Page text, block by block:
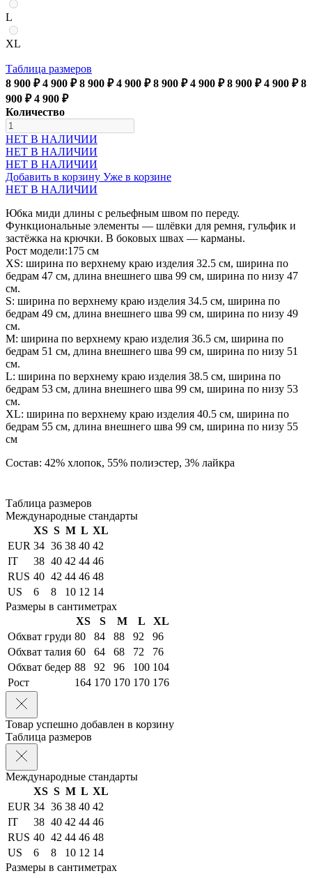
L
XL
Таблица размеров
8 900 ₽ 4 900 ₽ 8 900 ₽ 4 900 ₽ 8 900 ₽ 4 900 ₽ 8 900 ₽ 4 900 ₽ 8
900 ₽ 4 900 ₽
Количество
НЕТ В НАЛИЧИИ
НЕТ В НАЛИЧИИ
НЕТ В НАЛИЧИИ
Добавить в корзину Уже в корзине
НЕТ В НАЛИЧИИ
Юбка миди длины с рельефным швом по переду.
Функциональные элементы — шлёвки для ремня, гульфик и
застёжка на крючки. В боковых швах — карманы.
Рост модели:175 см
XS: ширина по верхнему краю изделия 32.5 см, ширина по
бедрам 47 см, длина внешнего шва 99 см, ширина по низу 47
см.
S: ширина по верхнему краю изделия 34.5 см, ширина по
бедрам 49 см, длина внешнего шва 99 см, ширина по низу 49
см.
М: ширина по верхнему краю изделия 36.5 см, ширина по
бедрам 51 см, длина внешнего шва 99 см, ширина по низу 51
см.
L: ширина по верхнему краю изделия 38.5 см, ширина по
бедрам 53 см, длина внешнего шва 99 см, ширина по низу 53
см.
XL: ширина по верхнему краю изделия 40.5 см, ширина по
бедрам 55 см, длина внешнего шва 99 см, ширина по низу 55
см
Состав: 42% хлопок, 55% полиэстер, 3% лайкра
Таблица размеров
Международные стандарты
XS S M L XL
EUR 34 36 38 40 42
IT
38 40 42 44 46
RUS 40 42 44 46 48
US
6 8 10 12 14
Размеры в сантиметрах
XS
S M L
XL
Обхват груди 80 84 88 92
96
Обхват талия 60 64 68 72
76
Обхват бедер 88 92 96 100 104
Рост
164 170 170 170 176
Товар успешно добавлен в корзину
Таблица размеров
Международные стандарты
XS S M L XL
EUR 34 36 38 40 42
IT
38 40 42 44 46
RUS 40 42 44 46 48
US
6 8 10 12 14
Размеры в сантиметрах